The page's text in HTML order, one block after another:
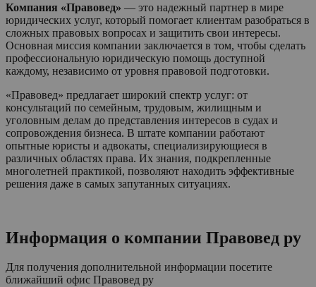
Компания «Правовед» — это надежный партнер в мире
юридических услуг, который помогает клиентам разобраться в
сложных правовых вопросах и защитить свои интересы.
Основная миссия компании заключается в том, чтобы сделать
профессиональную юридическую помощь доступной
каждому, независимо от уровня правовой подготовки.
«Правовед» предлагает широкий спектр услуг: от
консультаций по семейным, трудовым, жилищным и
уголовным делам до представления интересов в судах и
сопровождения бизнеса. В штате компании работают
опытные юристы и адвокаты, специализирующиеся в
различных областях права. Их знания, подкрепленные
многолетней практикой, позволяют находить эффективные
решения даже в самых запутанных ситуациях.
Информация о компании Правовед ру
Для получения дополнительной информации посетите
ближайший офис Правовед ру